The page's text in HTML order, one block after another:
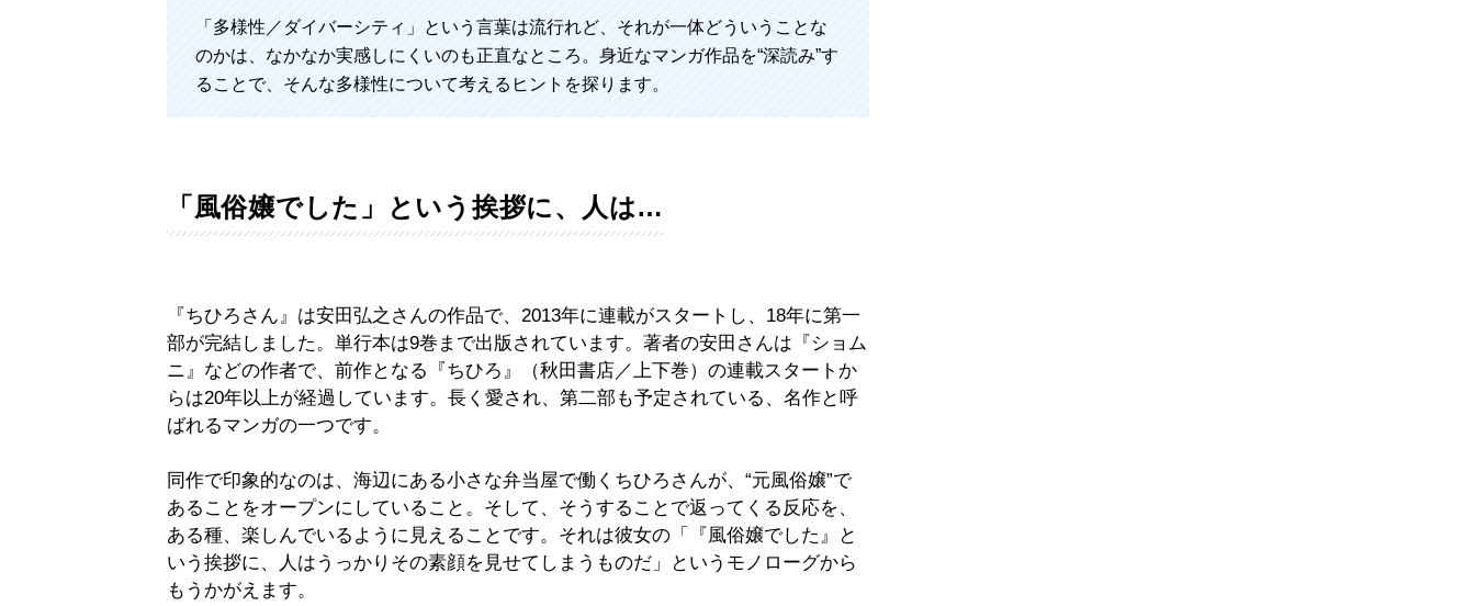
「多様性／ダイバーシティ」という言葉は流行れど、それが一体どういうことな
のかは、なかなか実感しにくいのも正直なところ。身近なマンガ作品を“深読み”す
ることで、そんな多様性について考えるヒントを探ります。
「風俗嬢でした」という挨拶に、人は…
『ちひろさん』は安田弘之さんの作品で、2013年に連載がスタートし、18年に第一
部が完結しました。単行本は9巻まで出版されています。著者の安田さんは『ショム
ニ』などの作者で、前作となる『ちひろ』（秋田書店／上下巻）の連載スタートか
らは20年以上が経過しています。長く愛され、第二部も予定されている、名作と呼
ばれるマンガの一つです。
同作で印象的なのは、海辺にある小さな弁当屋で働くちひろさんが、“元風俗嬢”で
あることをオープンにしていること。そして、そうすることで返ってくる反応を、
ある種、楽しんでいるように見えることです。それは彼女の「『風俗嬢でした』と
いう挨拶に、人はうっかりその素顔を見せてしまうものだ」というモノローグから
もうかがえます。